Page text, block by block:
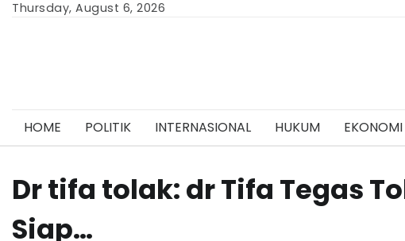
SkipThursday, August 6, 2026
HOME POLITIK INTERNASIONAL HUKUM EKONOMI
Dr tifa tolak: dr Tifa Tegas
Siap…